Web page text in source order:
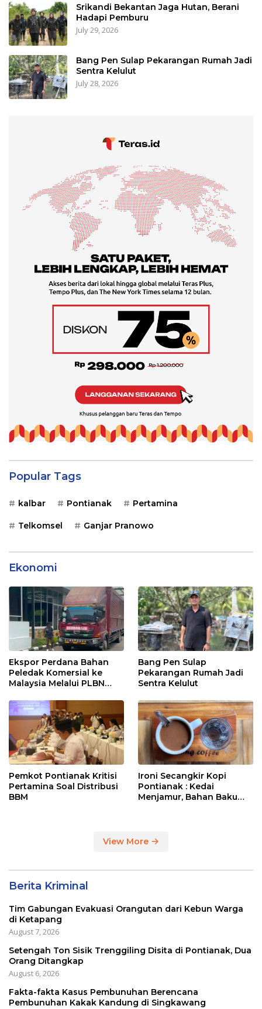
Srikandi Bekantan Jaga Hutan, Berani
Hadapi Pemburu
July 29, 2026
Bang Pen Sulap Pekarangan Rumah Jadi
Sentra Kelulut
July 28, 2026
Popular Tags
kalbar Pontianak Pertamina
Telkomsel Ganjar Pranowo
Ekonomi
Ekspor Perdana Bahan
Peledak Komersial ke
Malaysia Melalui PLBN
Bang Pen Sulap
Pekarangan Rumah Jadi
Sentra Kelulut
Pemkot Pontianak Kritisi
Pertamina Soal Distribusi
BBM
Ironi Secangkir Kopi
Pontianak : Kedai
Menjamur, Bahan Baku
View More
Berita Kriminal
Tim Gabungan Evakuasi Orangutan dari Kebun Warga
di Ketapang
August 7, 2026
Setengah Ton Sisik Trenggiling Disita di Pontianak, Dua
Orang Ditangkap
August 6, 2026
Fakta-fakta Kasus Pembunuhan Berencana
Pembunuhan Kakak Kandung di Singkawang